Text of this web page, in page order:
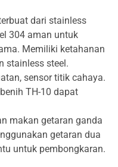
dari stainless
304 aman untuk
Memiliki ketahanan
stainless steel.
sensor titik cahaya.
TH-10 dapat
makan getaran ganda
getaran dua
untuk pembongkaran.